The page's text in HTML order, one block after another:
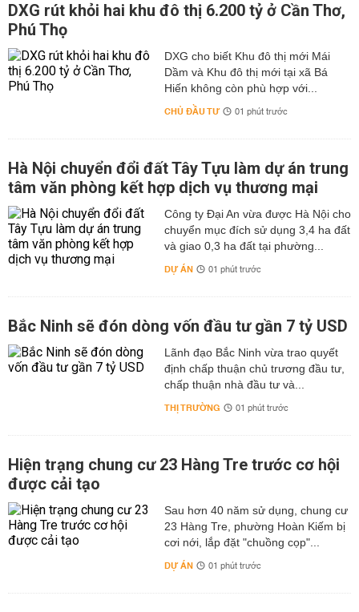
DXG rút khỏi hai khu đô thị 6.200 tỷ ở Cần Thơ,
Phú Thọ
DXG cho biết Khu đô thị mới Mái
Dầm và Khu đô thị mới tại xã Bá
Hiến không còn phù hợp với...
CHỦ ĐẦU TƯ 01 phút trước
Hà Nội chuyển đổi đất Tây Tựu làm dự án trung
tâm văn phòng kết hợp dịch vụ thương mại
Công ty Đại An vừa được Hà Nội cho
chuyển mục đích sử dụng 3,4 ha đất
và giao 0,3 ha đất tại phường...
DỰ ÁN 01 phút trước
Bắc Ninh sẽ đón dòng vốn đầu tư gần 7 tỷ USD
Lãnh đạo Bắc Ninh vừa trao quyết
định chấp thuận chủ trương đầu tư,
chấp thuận nhà đầu tư và...
THỊ TRƯỜNG 01 phút trước
Hiện trạng chung cư 23 Hàng Tre trước cơ hội
được cải tạo
Sau hơn 40 năm sử dụng, chung cư
23 Hàng Tre, phường Hoàn Kiếm bị
cơi nới, lắp đặt "chuồng cọp"...
DỰ ÁN 01 phút trước